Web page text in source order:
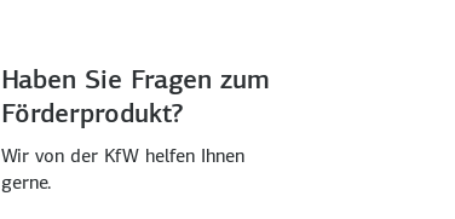
Haben Sie Fragen zum
Förderprodukt?
Wir von der KfW helfen Ihnen
gerne.